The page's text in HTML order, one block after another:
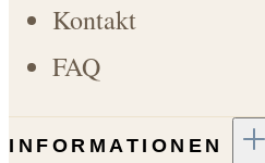
Kontakt
FAQ
INFORMATIONEN